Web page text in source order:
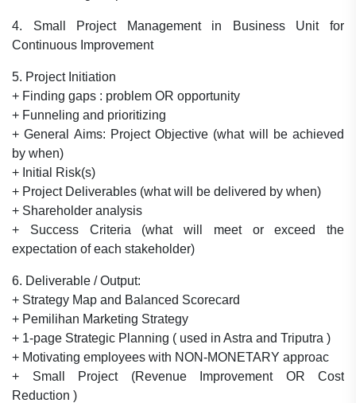
4. Small Project Management in Business Unit for
Continuous Improvement
5. Project Initiation
+ Finding gaps : problem OR opportunity
+ Funneling and prioritizing
+ General Aims: Project Objective (what will be achieved
by when)
+ Initial Risk(s)
+ Project Deliverables (what will be delivered by when)
+ Shareholder analysis
+ Success Criteria (what will meet or exceed the
expectation of each stakeholder)
6. Deliverable / Output:
+ Strategy Map and Balanced Scorecard
+ Pemilihan Marketing Strategy
+ 1-page Strategic Planning ( used in Astra and Triputra )
+ Motivating employees with NON-MONETARY approac
+ Small Project (Revenue Improvement OR Cost
Reduction )